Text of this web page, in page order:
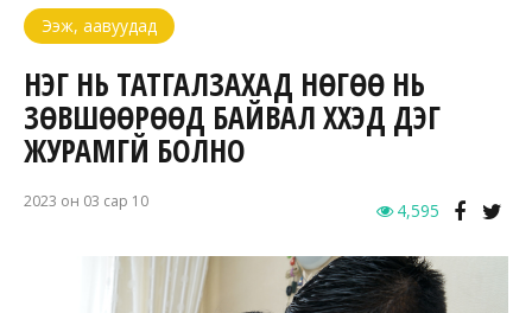
Ээж, аавуудад
НЭГ НЬ ТАТГАЛЗАХАД НӨГӨӨ НЬ
ЗӨВШӨӨРӨӨД БАЙВАЛ ХҮҮХЭД ДЭГ
ЖУРАМГҮЙ БОЛНО
2023 он 03 сар 10 4,595